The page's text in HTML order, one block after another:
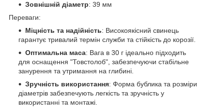
Зовнішній діаметр: 39 мм
Переваги:
Міцність та надійність: Високоякісний свинець
гарантує тривалий термін служби та стійкість до корозії.
Оптимальна маса: Вага в 30 г ідеально підходить
для оснащення "Товстолоб", забезпечуючи стабільне
занурення та утримання на глибині.
Зручність використання: Форма бублика та розміри
діаметрів забезпечують легкість та зручність у
використанні та монтажі.